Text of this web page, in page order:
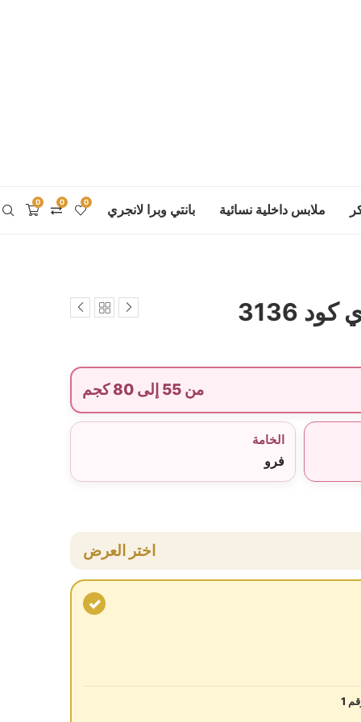
ملابس داخلية نسائية بانتي وبرا لانجري 0 0 0
3136
من 55 إلى 80 كجم
الخامة
فرو
اختر العرض
✓
1